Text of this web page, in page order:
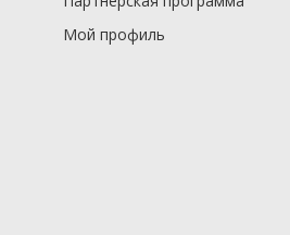
Мой профиль